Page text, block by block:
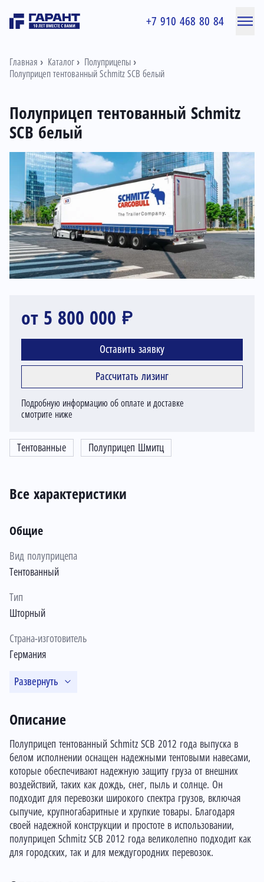
+7 910 468 80 84
Главная Каталог
Полуприцепы
Полуприцеп тентованный Schmitz SCB белый
Полуприцеп тентованный Schmitz
SCB белый
Тентованные Полуприцеп Шмитц
от 5 800 000 ₽
Оставить заявку
Рассчитать лизинг
Подробную информацию об оплате и доставке
смотрите ниже
Все характеристики
Общие
Вид полуприцепа
Тентованный
Тип
Шторный
Страна-изготовитель
Германия
Развернуть
Описание
Полуприцеп тентованный Schmitz SCB 2012 года выпуска в
белом исполнении оснащен надежными тентовыми навесами,
которые обеспечивают надежную защиту груза от внешних
воздействий, таких как дождь, снег, пыль и солнце. Он
подходит для перевозки широкого спектра грузов, включая
сыпучие, крупногабаритные и хрупкие товары. Благодаря
своей надежной конструкции и простоте в использовании,
полуприцеп Schmitz SCB 2012 года великолепно подходит как
для городских, так и для междугородних перевозок.